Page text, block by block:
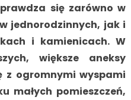
się zarówno w
jednorodzinnych, jak i
i kamienicach. W
większe aneksy
z ogromnymi wyspami
małych pomieszczeń,